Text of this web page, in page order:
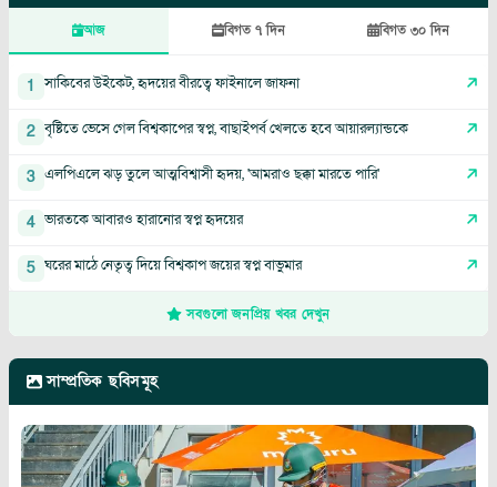
আজ বিগত ৭ দিন বিগত ৩০ দিন
1 সাকিবের উইকেট, হৃদয়ের বীরত্বে ফাইনালে জাফনা
2 বৃষ্টিতে ভেসে গেল বিশ্বকাপের স্বপ্ন, বাছাইপর্ব খেলতে হবে আয়ারল্যান্ডকে
3 এলপিএলে ঝড় তুলে আত্মবিশ্বাসী হৃদয়, 'আমরাও ছক্কা মারতে পারি'
4 ভারতকে আবারও হারানোর স্বপ্ন হৃদয়ের
5 ঘরের মাঠে নেতৃত্ব দিয়ে বিশ্বকাপ জয়ের স্বপ্ন বাভুমার
সবগুলো জনপ্রিয় খবর দেখুন
সাম্প্রতিক ছবিসমূহ